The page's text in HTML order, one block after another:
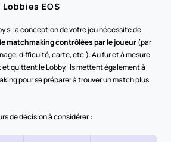
EOS
si la conception de votre jeu nécessite de
matchmaking contrôlées par le joueur (par
difficulté, carte, etc.). Au fur et à mesure
quittent le Lobby, ils mettent également à
pour se préparer à trouver un match plus
de décision à considérer :